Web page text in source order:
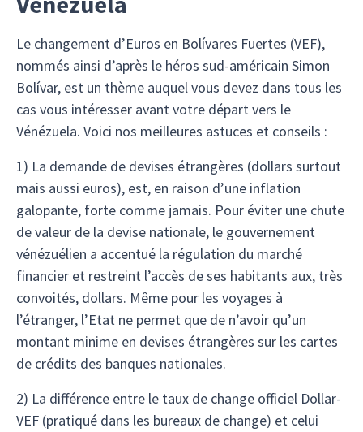
Le changement d’Euros en Bolívares Fuertes (VEF),
nommés ainsi d’après le héros sud-américain Simon
Bolívar, est un thème auquel vous devez dans tous les
cas vous intéresser avant votre départ vers le
Vénézuela. Voici nos meilleures astuces et conseils :
1) La demande de devises étrangères (dollars surtout
mais aussi euros), est, en raison d’une inflation
galopante, forte comme jamais. Pour éviter une chute
de valeur de la devise nationale, le gouvernement
vénézuélien a accentué la régulation du marché
financier et restreint l’accès de ses habitants aux, très
convoités, dollars. Même pour les voyages à
l’étranger, l’Etat ne permet que de n’avoir qu’un
montant minime en devises étrangères sur les cartes
de crédits des banques nationales.
2) La différence entre le taux de change officiel Dollar-
VEF (pratiqué dans les bureaux de change) et celui